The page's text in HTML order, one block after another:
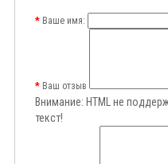
Ваше имя:
Ваш отзыв
Внимание: HTML не
текст!